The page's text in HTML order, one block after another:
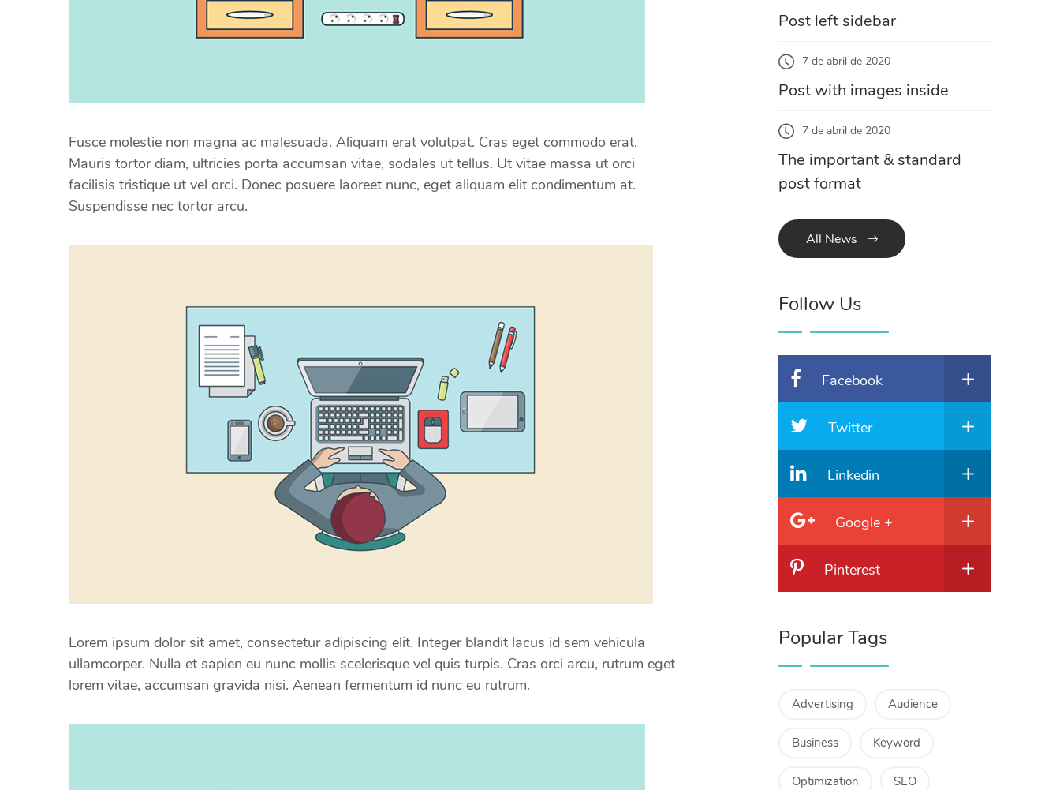
Fusce molestie non magna ac malesuada. Aliquam erat volutpat. Cras eget commodo erat.
Mauris tortor diam, ultricies porta accumsan vitae, sodales ut tellus. Ut vitae massa ut orci
facilisis tristique ut vel orci. Donec posuere laoreet nunc, eget aliquam elit condimentum at.
Suspendisse nec tortor arcu.
Lorem ipsum dolor sit amet, consectetur adipiscing elit. Integer blandit lacus id sem vehicula
ullamcorper. Nulla et sapien eu nunc mollis scelerisque vel quis turpis. Cras orci arcu, rutrum eget
lorem vitae, accumsan gravida nisi. Aenean fermentum id nunc eu rutrum.
Post left sidebar
7 de abril de 2020
Post with images inside
7 de abril de 2020
The important & standard
post format
All News
Follow Us
Facebook
Twitter
Linkedin
Google +
Pinterest
Popular Tags
Advertising Audience
Business Keyword
Optimization SEO